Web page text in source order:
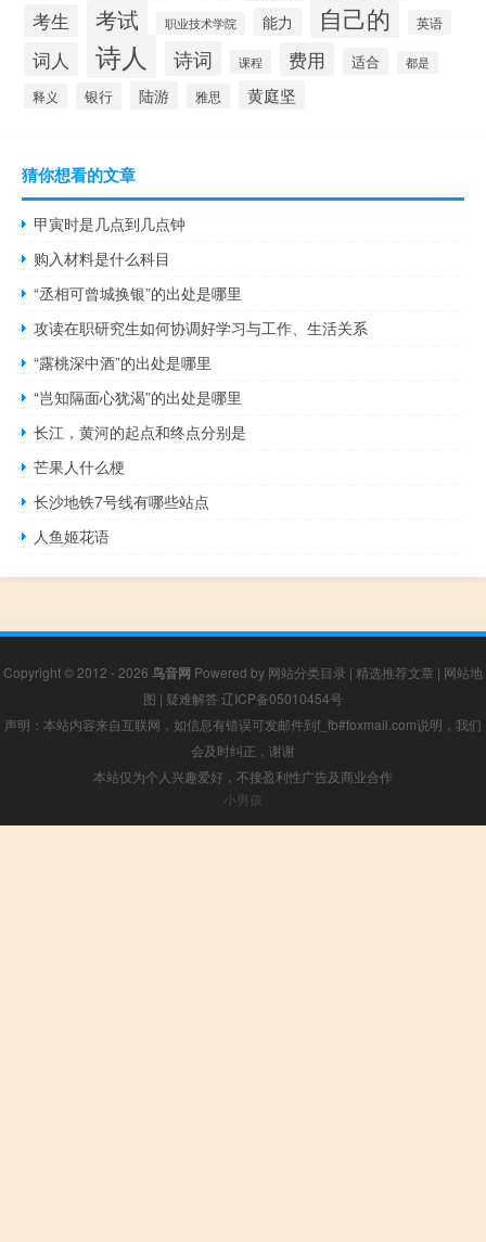
考生 考试 职业技术学院 能力 自己的 英语
词人 诗人 诗词 课程 费用 适合 都是
释义 银行 陆游 雅思 黄庭坚
猜你想看的文章
甲寅时是几点到几点钟
购入材料是什么科目
“丞相可曾城换银”的出处是哪里
攻读在职研究生如何协调好学习与工作、生活关系
“露桃深中酒”的出处是哪里
“岂知隔面心犹渴”的出处是哪里
长江，黄河的起点和终点分别是
芒果人什么梗
长沙地铁7号线有哪些站点
人鱼姬花语
Copyright © 2012 - 2026 鸟音网 Powered by 网站分类目录 | 精选推荐文章 | 网站地
图 | 疑难解答 辽ICP备05010454号
声明：本站内容来自互联网，如信息有错误可发邮件到f_fb#foxmail.com说明，我们
会及时纠正，谢谢
本站仅为个人兴趣爱好，不接盈利性广告及商业合作
小男孩